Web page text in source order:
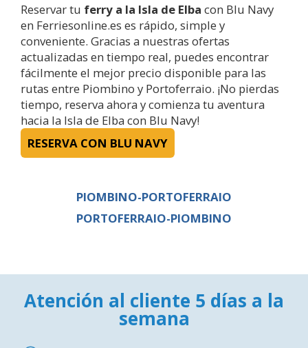
Reservar tu ferry a la Isla de Elba con Blu Navy
en Ferriesonline.es es rápido, simple y
conveniente. Gracias a nuestras ofertas
actualizadas en tiempo real, puedes encontrar
fácilmente el mejor precio disponible para las
rutas entre Piombino y Portoferraio. ¡No pierdas
tiempo, reserva ahora y comienza tu aventura
hacia la Isla de Elba con Blu Navy!
RESERVA CON BLU NAVY
PIOMBINO-PORTOFERRAIO
PORTOFERRAIO-PIOMBINO
Atención al cliente 5 días a la
semana